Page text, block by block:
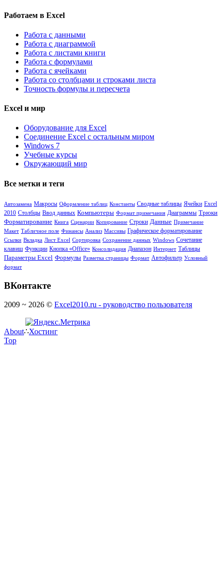
Работаем в Excel
Работа с данными
Работа с диаграммой
Работа с листами книги
Работа с формулами
Работа с ячейками
Работа со столбцами и строками листа
Точность формулы и пересчета
Excel и мир
Оборудование для Excel
Соединение Excel с остальным миром
Windows 7
Учебные курсы
Окружающий мир
Все метки и теги
Автозамена Макросы Оформление таблиц Константы Сводные таблицы Ячейки Excel
2010 Столбцы Ввод данных Компьютеры Формат примечания Диаграммы Трюки
Форматирование Книга Сценарии Копирование Строки Данные Примечание
Макет Табличное поле Финансы Анализ Массивы Графическое форматирование
Ссылки Вкладка Лист Excel Сортировка Сохранение данных Windows Сочетание
клавиш Функции Кнопка «Office» Консолидация Диапазон Интернет Таблицы
Параметры Excel Формулы Разметка страницы Формат Автофильтр Условный
формат
ВКонтакте
2009 ~ 2026 © Excel2010.ru - руководство пользователя
About∴Хостинг
Top